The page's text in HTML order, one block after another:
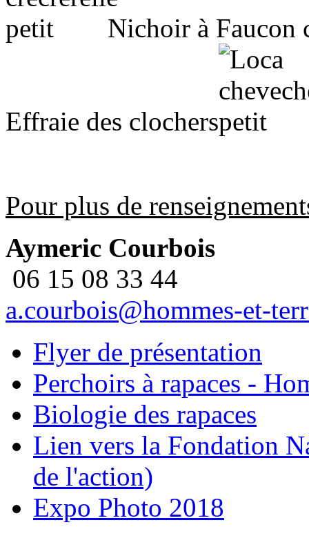
Nichoir à Faucon
Effraie des clochers
Pour plus de
Aymeric Courbois
06 15 08 33 44
a.courbois@hommes-et-
Flyer de présentation
Perchoirs à rapaces -
Biologie des rapaces
Lien vers la Fondation
de l'action)
Expo Photo 2018